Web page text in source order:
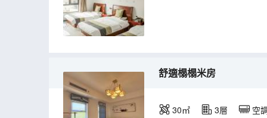
舒適榻榻米房
30㎡ 3層 空